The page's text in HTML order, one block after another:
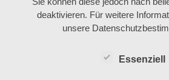
deaktivieren. Für weitere
unsere
Essenziell